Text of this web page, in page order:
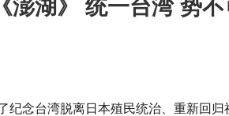
澎湖》 统一台湾 势
纪念台湾脱离日本殖民统治、重新回归